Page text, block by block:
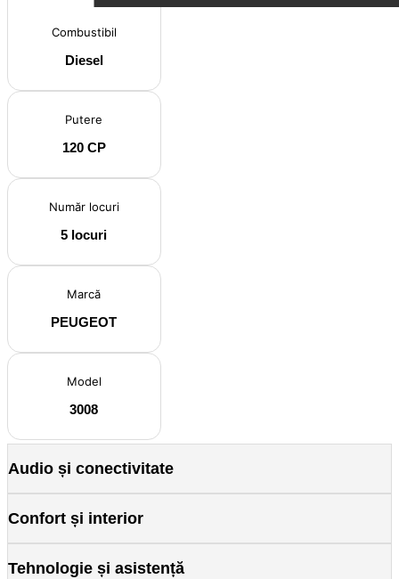
Combustibil
Diesel
Putere
120 CP
Număr locuri
5 locuri
Marcă
PEUGEOT
Model
3008
Audio și conectivitate
Confort și interior
Tehnologie și asistență